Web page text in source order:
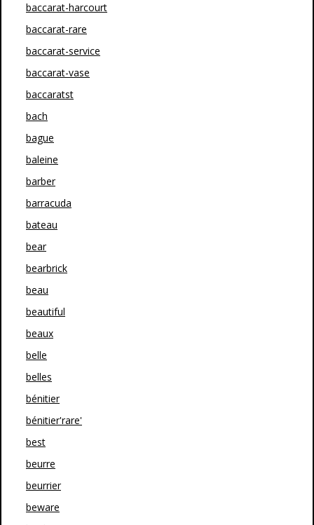
baccarat-harcourt
baccarat-rare
baccarat-service
baccarat-vase
baccaratst
bach
bague
baleine
barber
barracuda
bateau
bear
bearbrick
beau
beautiful
beaux
belle
belles
bénitier
bénitier'rare'
best
beurre
beurrier
beware